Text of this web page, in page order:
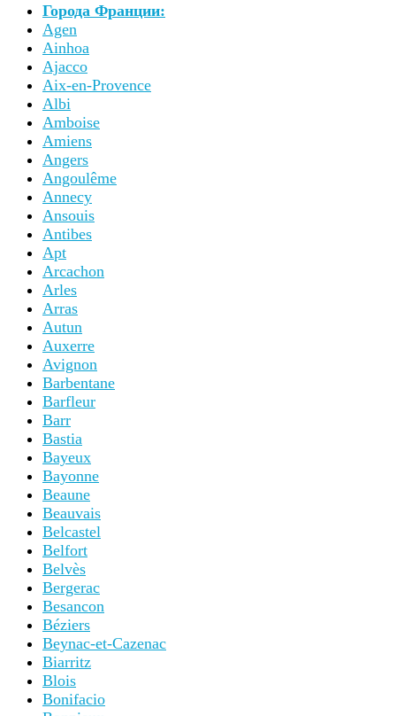
Города Франции:
Agen
Ainhoa
Ajacco
Aix-en-Provence
Albi
Amboise
Amiens
Angers
Angoulême
Annecy
Ansouis
Antibes
Apt
Arcachon
Arles
Arras
Autun
Auxerre
Avignon
Barbentane
Barfleur
Barr
Bastia
Bayeux
Bayonne
Beaune
Beauvais
Belcastel
Belfort
Belvès
Bergerac
Besancon
Béziers
Beynac-et-Cazenac
Biarritz
Blois
Bonifacio